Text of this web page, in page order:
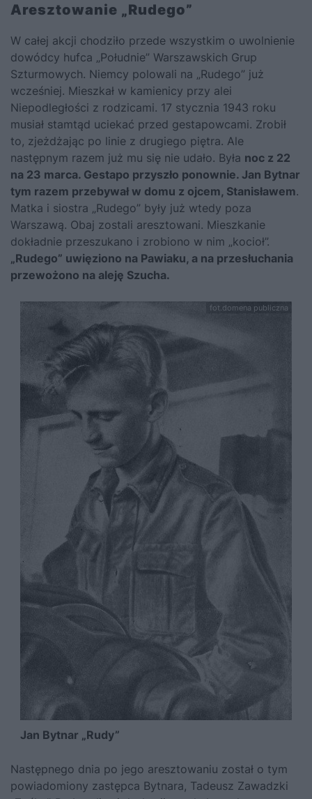
Aresztowanie „Rudego”
W całej akcji chodziło przede wszystkim o uwolnienie
dowódcy hufca „Południe” Warszawskich Grup
Szturmowych. Niemcy polowali na „Rudego” już
wcześniej. Mieszkał w kamienicy przy alei
Niepodległości z rodzicami. 17 stycznia 1943 roku
musiał stamtąd uciekać przed gestapowcami. Zrobił
to, zjeżdżając po linie z drugiego piętra. Ale
następnym razem już mu się nie udało. Była noc z 22
na 23 marca. Gestapo przyszło ponownie. Jan Bytnar
tym razem przebywał w domu z ojcem, Stanisławem.
Matka i siostra „Rudego” były już wtedy poza
Warszawą. Obaj zostali aresztowani. Mieszkanie
dokładnie przeszukano i zrobiono w nim „kocioł”.
„Rudego” uwięziono na Pawiaku, a na przesłuchania
przewożono na aleję Szucha.
fot.domena publiczna
Jan Bytnar „Rudy”
Następnego dnia po jego aresztowaniu został o tym
powiadomiony zastępca Bytnara, Tadeusz Zawadzki